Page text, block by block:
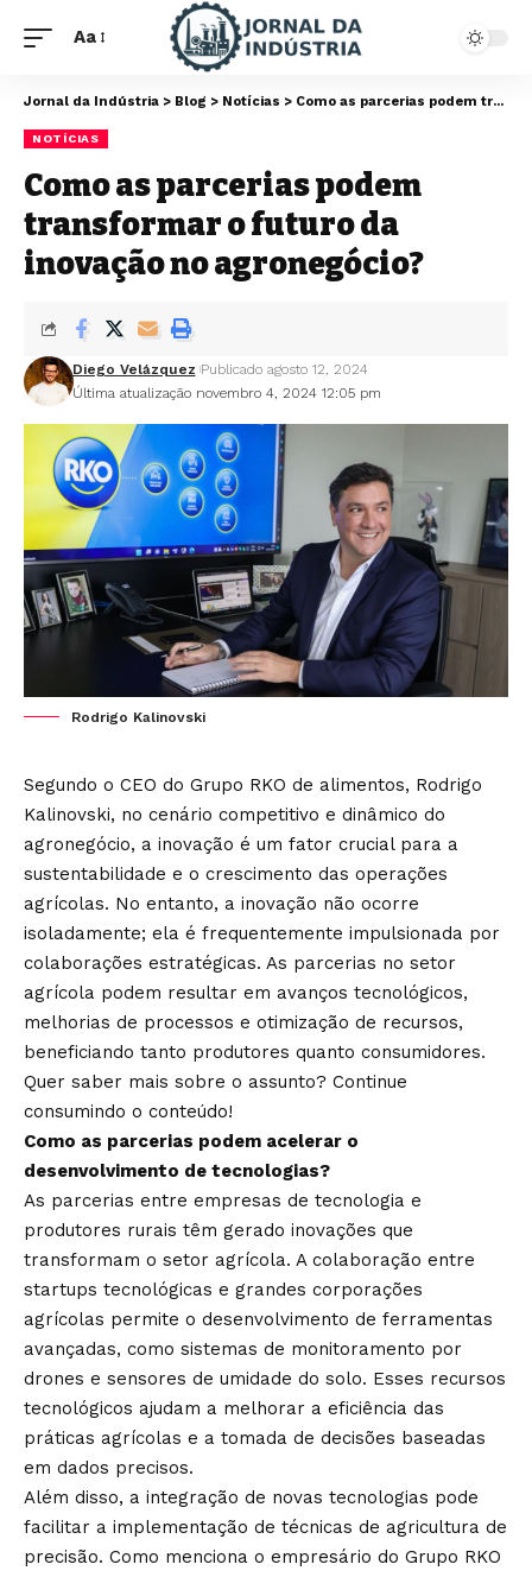
Aa
Jornal da Indústria > Blog > Notícias > Como as parcerias podem transformar o futuro da inovação no agronegócio?
NOTÍCIAS
Como as parcerias podem
transformar o futuro da
inovação no agronegócio?
Última atualização novembro 4, 2024 12:05 pm
Diego Velázquez Publicado agosto 12, 2024
Rodrigo Kalinovski
Segundo o CEO do Grupo RKO de alimentos, Rodrigo
Kalinovski, no cenário competitivo e dinâmico do
agronegócio, a inovação é um fator crucial para a
sustentabilidade e o crescimento das operações
agrícolas. No entanto, a inovação não ocorre
isoladamente; ela é frequentemente impulsionada por
colaborações estratégicas. As parcerias no setor
agrícola podem resultar em avanços tecnológicos,
melhorias de processos e otimização de recursos,
beneficiando tanto produtores quanto consumidores.
Quer saber mais sobre o assunto? Continue
consumindo o conteúdo!
Como as parcerias podem acelerar o
desenvolvimento de tecnologias?
As parcerias entre empresas de tecnologia e
produtores rurais têm gerado inovações que
transformam o setor agrícola. A colaboração entre
startups tecnológicas e grandes corporações
agrícolas permite o desenvolvimento de ferramentas
avançadas, como sistemas de monitoramento por
drones e sensores de umidade do solo. Esses recursos
tecnológicos ajudam a melhorar a eficiência das
práticas agrícolas e a tomada de decisões baseadas
em dados precisos.
Além disso, a integração de novas tecnologias pode
facilitar a implementação de técnicas de agricultura de
precisão. Como menciona o empresário do Grupo RKO